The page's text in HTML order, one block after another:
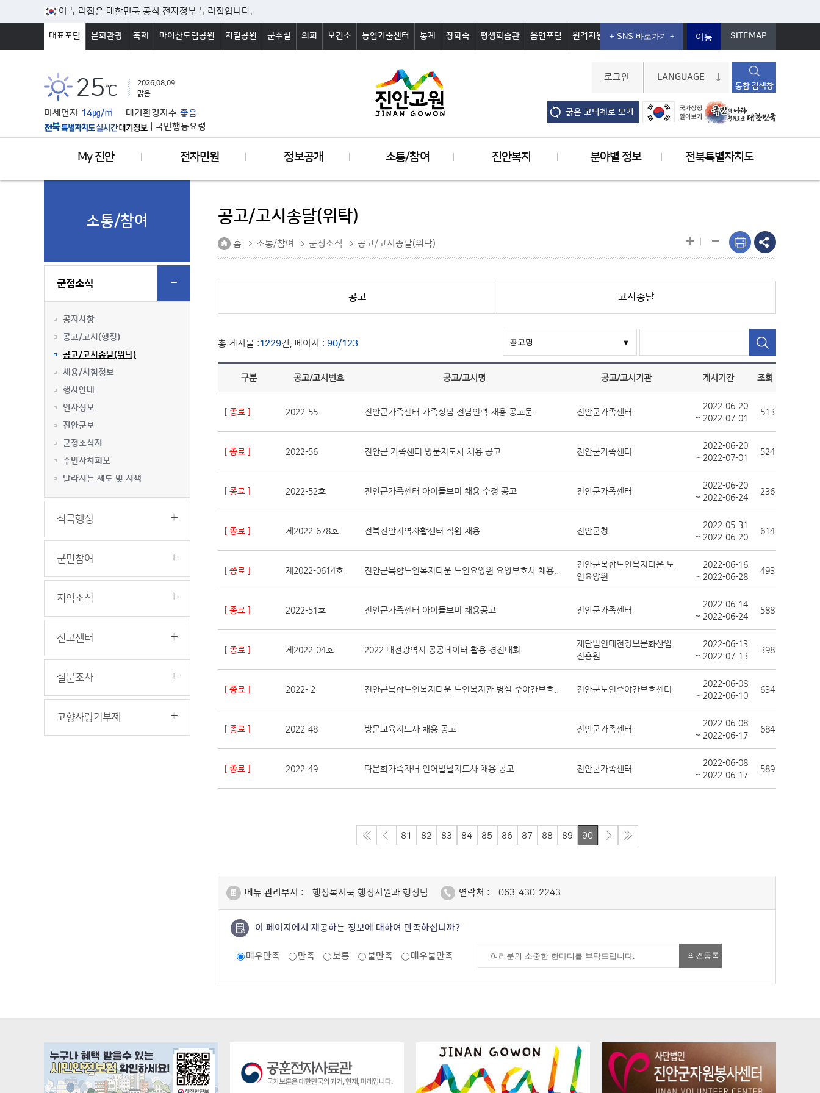
본문바로가기 이 누리집은 대한민국 공식 전자정부 누리집입니다.
대표포털 문화관광 축제 마이산도립공원 지질공원 군수실 의회 보건소 농업기술센터 통계 장학숙 평생학습관 읍면포털 원격지원 이동 SITEMAP
25℃
2026.08.09
맑음
미세먼지 14㎍/㎥ 대기환경지수 좋음
국민행동요령
로그인 LANGUAGE
통합 검색창
굵은 고딕체로 보기
My 진안 전자민원 정보공개 소통/참여 진안복지 분야별 정보 전북특별자치도
소통/참여
군정소식
공지사항
공고/고시(행정)
공고/고시송달(위탁)
채용/시험정보
행사안내
인사정보
진안군보
군정소식지
주민자치회보
달라지는 제도 및 시책
적극행정
군민참여
지역소식
신고센터
설문조사
고향사랑기부제
공고/고시송달(위탁)
홈 소통/참여 군정소식 공고/고시송달(위탁) + -
공고 고시송달
총 게시물 :1229건, 페이지 : 90/123
구분 공고/고시번호 공고/고시명 공고/고시기관 게시기간 조회
[ 종료 ] 2022-55 진안군가족센터 가족상담 전담인력 채용 공고문 진안군가족센터
2022-06-20
~ 2022-07-01
513
[ 종료 ] 2022-56 진안군 가족센터 방문지도사 채용 공고 진안군가족센터
2022-06-20
~ 2022-07-01
524
[ 종료 ] 2022-52호 진안군가족센터 아이돌보미 채용 수정 공고 진안군가족센터
2022-06-20
~ 2022-06-24
236
[ 종료 ] 제2022-678호 전북진안지역자활센터 직원 채용 진안군청
2022-05-31
~ 2022-06-20
614
[ 종료 ] 제2022-0614호 진안군복합노인복지타운 노인요양원 요양보호사 채용..
진안군복합노인복지타운 노
인요양원
2022-06-16
~ 2022-06-28
493
[ 종료 ] 2022-51호 진안군가족센터 아이돌보미 채용공고 진안군가족센터
2022-06-14
~ 2022-06-24
588
[ 종료 ] 제2022-04호 2022 대전광역시 공공데이터 활용 경진대회
재단법인대전정보문화산업
진흥원
2022-06-13
~ 2022-07-13
398
[ 종료 ] 2022- 2 진안군복합노인복지타운 노인복지관 병설 주야간보호.. 진안군노인주야간보호센터
2022-06-08
~ 2022-06-10
634
[ 종료 ] 2022-48 방문교육지도사 채용 공고 진안군가족센터
2022-06-08
~ 2022-06-17
684
[ 종료 ] 2022-49 다문화가족자녀 언어발달지도사 채용 공고 진안군가족센터
2022-06-08
~ 2022-06-17
589
81 82 83 84 85 86 87 88 89 90
메뉴 관리부서 : 행정복지국 행정지원과 행정팀 연락처 : 063-430-2243
이 페이지에서 제공하는 정보에 대하여 만족하십니까?
매우만족 만족 보통 불만족 매우불만족